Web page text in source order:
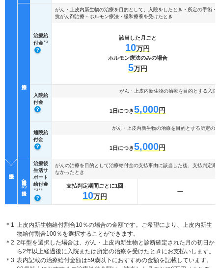
治療給
付金 ＊3
がん・上皮内新生物の治療を目的として、入院をしたとき・所定の手術・
抗がん剤治療・ホルモン療法・緩和療養を受けたとき
該当した月ごと
10万円
ホルモン療法のみの場合
5万円
入院給
付金
がん・上皮内新生物の治療を目的とする入院
1日につき5,000円
通院給
付金
がん・上皮内新生物の治療を目的とする所定の
1日につき5,000円
日常生活への復帰
治療後
生活サ
ポート
給付金
＊3＊4
がんの治療を目的として治療給付金の支払事由に該当した後、支払判定期
なかったとき
支払判定期間ごとに1回
10万円
ー
＊1 上皮内新生物給付割合10％の場合の金額です。ご希望により、上皮内新生
物給付割合100％を選択することができます。
＊2 2年型を選択した場合は、がん・上皮内新生物と診断確定された月の初日か
ら2年以上経過後に入院または所定の治療を受けたときにお支払いします。
＊3 表内記載の治療給付金額は59歳以下におすすめの金額を記載しています。